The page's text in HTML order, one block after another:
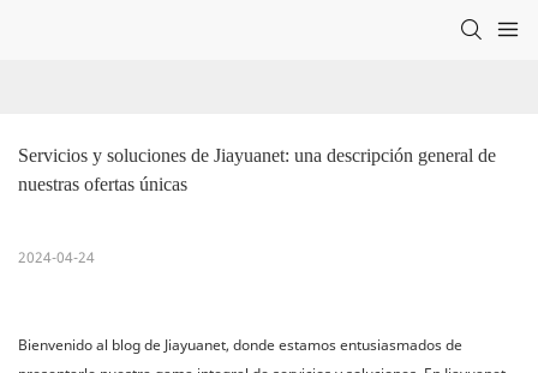
Servicios y soluciones de Jiayuanet: una descripción general de
nuestras ofertas únicas
2024-04-24
Bienvenido al blog de Jiayuanet, donde estamos entusiasmados de